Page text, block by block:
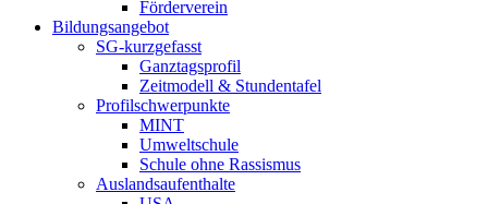
Förderverein
Bildungsangebot
SG-kurzgefasst
Ganztagsprofil
Zeitmodell & Stundentafel
Profilschwerpunkte
MINT
Umweltschule
Schule ohne Rassismus
Auslandsaufenthalte